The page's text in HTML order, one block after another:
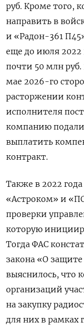
руб. Кроме того,
направить в
и «Радон-361
еще до июля 2022
почти 50 млн руб.
мае 2026-го
расторжении
исполнителя
компанию подали
выплатить
контракт.
Также в 2022
«Астроком» и
проверки
которую
Тогда ФАС
закона «О
выяснилось, что
организаций
на закупку
для них в рамках